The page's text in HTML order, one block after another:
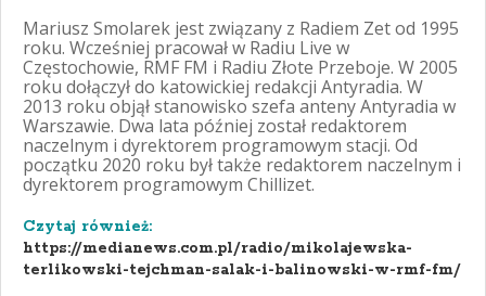
Mariusz Smolarek jest związany z Radiem Zet od 1995
roku. Wcześniej pracował w Radiu Live w
Częstochowie, RMF FM i Radiu Złote Przeboje. W 2005
roku dołączył do katowickiej redakcji Antyradia. W
2013 roku objął stanowisko szefa anteny Antyradia w
Warszawie. Dwa lata później został redaktorem
naczelnym i dyrektorem programowym stacji. Od
początku 2020 roku był także redaktorem naczelnym i
dyrektorem programowym Chillizet.
Czytaj również:
https://medianews.com.pl/radio/mikolajewska-
terlikowski-tejchman-salak-i-balinowski-w-rmf-fm/